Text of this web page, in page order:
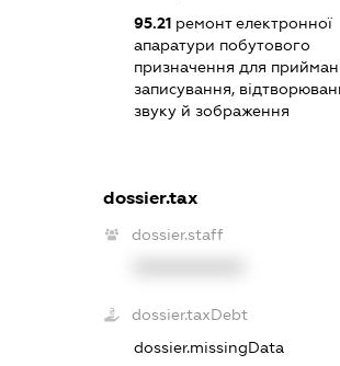
95.21ремонт електронної
апаратури побутового
призначення для
записування,
звуку й зображення
dossier.tax
dossier.staff
dossier.taxDebt
dossier.missingData